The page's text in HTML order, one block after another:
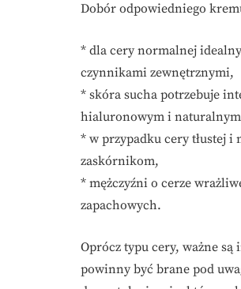
Dobór odpowiedniego
* dla cery normalnej
czynnikami zewnętrznymi,
* skóra sucha potrzebuje
hialuronowym i
* w przypadku cery tłustej i
zaskórnikom,
* mężczyźni o cerze
zapachowych.
Oprócz typu cery, ważne
powinny być brane pod